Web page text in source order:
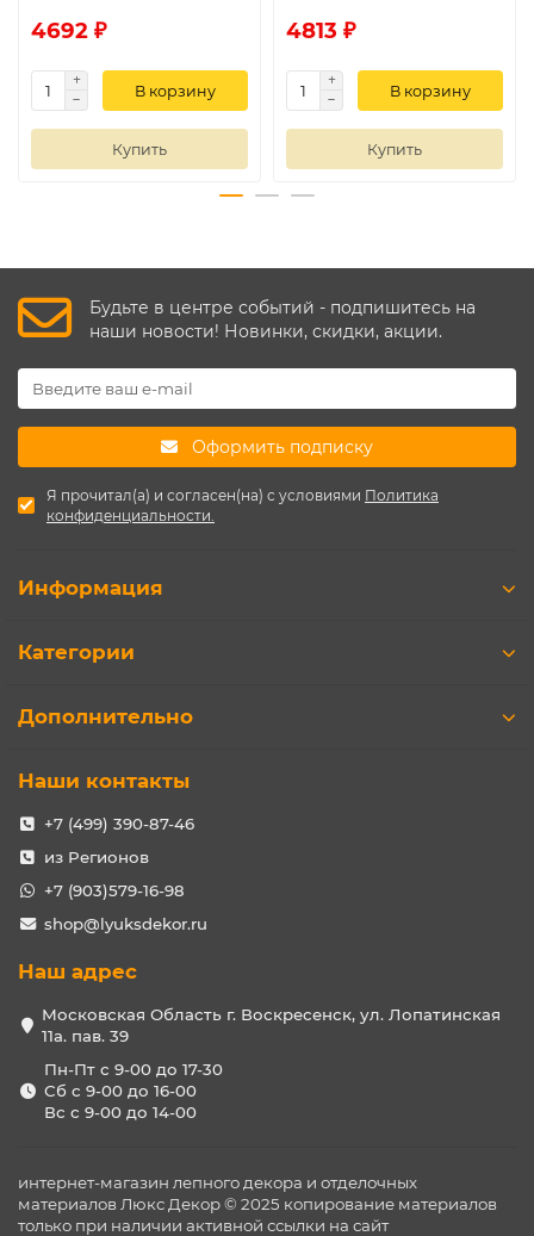
4692 ₽
В корзину
Купить
4813 ₽
В корзину
Купить
Будьте в центре событий - подпишитесь на
наши новости! Новинки, скидки, акции.
Оформить подписку
Я прочитал(а) и согласен(на) с условиями Политика
конфиденциальности.
Информация
Категории
Дополнительно
Наши контакты
+7 (499) 390-87-46
из Регионов
+7 (903)579-16-98
shop@lyuksdekor.ru
Наш адрес
Московская Область г. Воскресенск, ул. Лопатинская
11а. пав. 39
Пн-Пт с 9-00 до 17-30
Сб с 9-00 до 16-00
Вс с 9-00 до 14-00
интернет-магазин лепного декора и отделочных
материалов Люкс Декор © 2025 копирование материалов
только при наличии активной ссылки на сайт